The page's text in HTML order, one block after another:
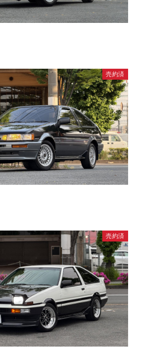
売約済
売約済